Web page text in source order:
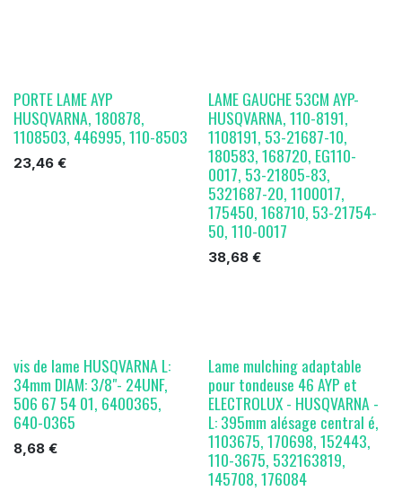
PORTE LAME AYP
HUSQVARNA, 180878,
1108503, 446995, 110-8503
23,46 €
LAME GAUCHE 53CM AYP-
HUSQVARNA, 110-8191,
1108191, 53-21687-10,
180583, 168720, EG110-
0017, 53-21805-83,
5321687-20, 1100017,
175450, 168710, 53-21754-
50, 110-0017
38,68€
vis de lame HUSQVARNA L:
34mm DIAM: 3/8"- 24UNF,
506 67 54 01, 6400365,
640-0365
8,68 €
Lame mulching adaptable
pour tondeuse 46 AYP et
ELECTROLUX - HUSQVARNA -
L: 395mm alésage central é,
1103675, 170698, 152443,
110-3675, 532163819,
145708, 176084